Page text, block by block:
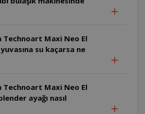
Technoart Maxi Neo El
su kaçarsa ne
Technoart Maxi Neo El
ayağı nasıl